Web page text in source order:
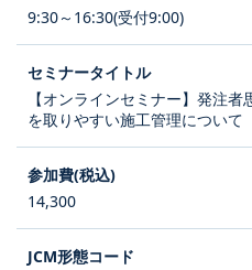
9:30～16:30(受付9:00)
【オンラインセミナー】発注
を取りやすい施工管理について
14,300